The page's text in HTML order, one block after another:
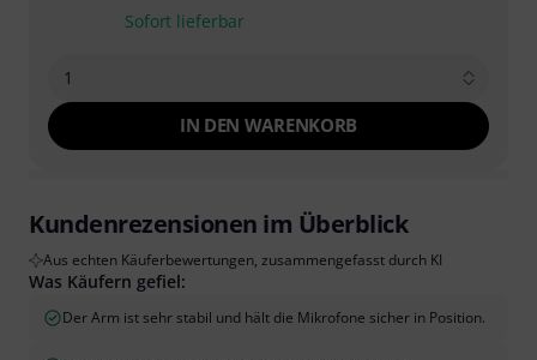
Sofort lieferbar
1
IN DEN WARENKORB
Kundenrezensionen im Überblick
Aus echten Käuferbewertungen, zusammengefasst durch KI
Was Käufern gefiel:
Der Arm ist sehr stabil und hält die Mikrofone sicher in Position.